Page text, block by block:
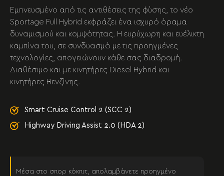
Εμπνευσμένο από τις αντιθέσεις της φύσης, το νέο
Sportage Full Hybrid εκφράζει ένα ισχυρό όραμα
δυναμισμού και κομψότητας. Η ευρύχωρη και ευέλικτη
καμπίνα του, σε συνδυασμό με τις προηγμένες
τεχνολογίες, απογειώνουν κάθε σας διαδρομή.
Διαθέσιμο και με κινητήρες Diesel Hybrid και
κινητήρες Βενζίνης.
Smart Cruise Control 2 (SCC 2)
Highway Driving Assist 2.0 (HDA 2)
Μέσα στο σπορ κόκπιτ, απολαμβάνετε προηγμένο